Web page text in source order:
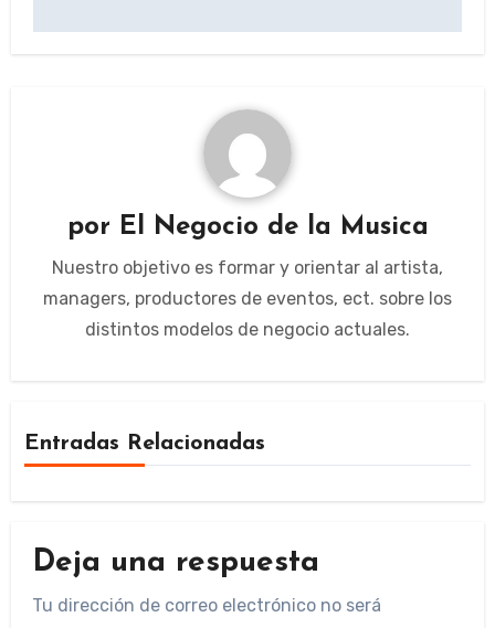
por El Negocio de la Musica
Nuestro objetivo es formar y orientar al artista,
managers, productores de eventos, ect. sobre los
distintos modelos de negocio actuales.
Entradas Relacionadas
Deja una respuesta
Tu dirección de correo electrónico no será